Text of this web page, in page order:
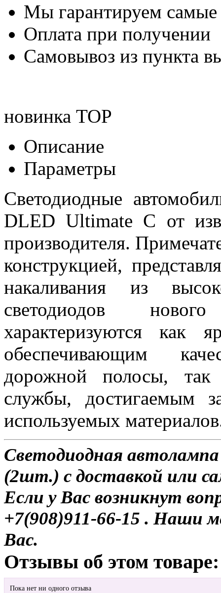
Мы гарантируем
Оплата при получении
Самовывоз из пункта
новинка TOP
Описание
Параметры
Светодиодные
DLED Ultimate C от
производителя.
конструкцией,
накаливания из
светодиодов
характеризуются
обеспечивающим
дорожной полосы,
службы, достигаемым
используемых
Светодиодная
(2шт.) с доставкой или
Если у Вас возникнут
+7(908)911-66-15 . Наши
Вас.
Отзывы об этом товаре:
Пока нет ни одного отзыва